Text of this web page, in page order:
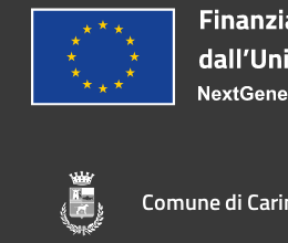
Comune di